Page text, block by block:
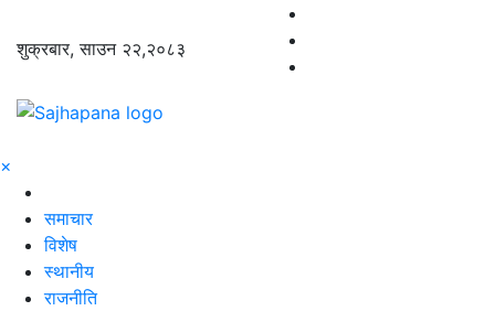
शुक्रबार, साउन २२,२०८३
×
समाचार
विशेष
स्थानीय
राजनीति